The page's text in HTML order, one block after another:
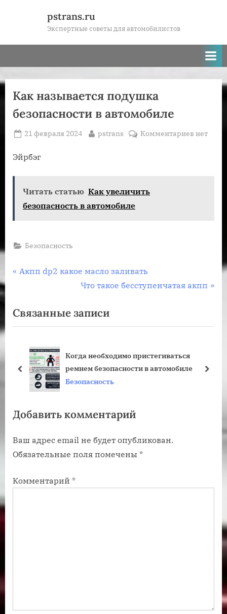
pstrans.ru
Экспертные советы для автомобилистов
Как называется подушка
безопасности в автомобиле
Posted
21 февраля 2024 By
pstrans Комментариевкнет
Эйрбэг
Читать статью Как увеличить
безопасность в автомобиле
Безопасность
Навигация
записям
П
д
ы
щ
з
п
и
ь
Акпп dp2 какое масло заливать
С
е
д
ю
щ
а
з
п
и
Что такое бесступенчатая акпп
Связанные записи
Когда необходимо пристегиваться
ремнем безопасности в автомобиле
Безопасность
пред
Добавить комментарий
Ваш адрес email не будет опубликован.
Обязательные поля помечены *
Комментарий *